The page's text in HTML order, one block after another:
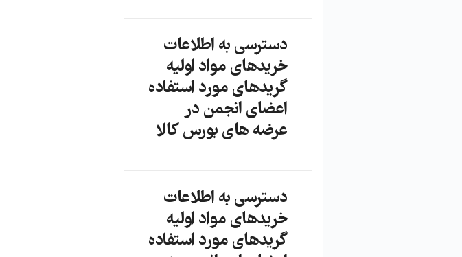
دسترسی به اطلاعات
خریدهای مواد اولیه
گریدهای مورد استفاده
اعضای انجمن در
عرضه های بورس کالا
دسترسی به اطلاعات
خریدهای مواد اولیه
گریدهای مورد استفاده